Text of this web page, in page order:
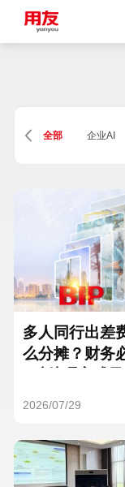
Singapore
Hungary
Hong Kong
全部 企业AI
多人同行出差
么分摊？财务
2026/07/29